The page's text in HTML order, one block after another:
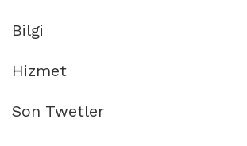
Bilgi
Hizmet
Son Twetler